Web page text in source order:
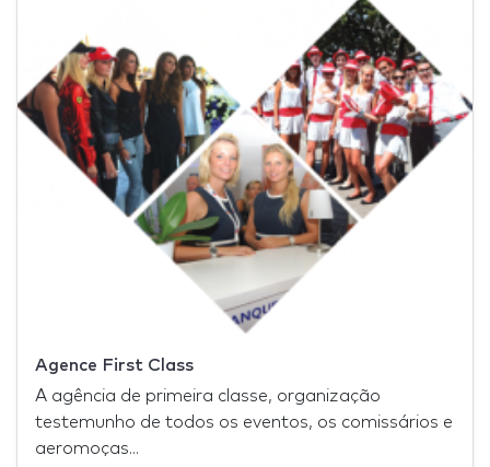
Agence First Class
A agência de primeira classe, organização
testemunho de todos os eventos, os comissários e
aeromoças...